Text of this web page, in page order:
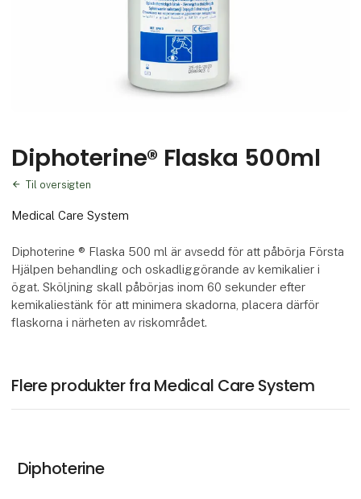
Diphoterine® Flaska 500ml
Til oversigten
Medical Care System
Diphoterine ® Flaska 500 ml är avsedd för att påbörja Första
Hjälpen behandling och oskadliggörande av kemikalier i
ögat. Sköljning skall påbörjas inom 60 sekunder efter
kemikaliestänk för att minimera skadorna, placera därför
flaskorna i närheten av riskområdet.
Flere produkter fra Medical Care System
Diphoterine